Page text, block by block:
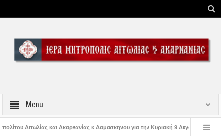
Menu
κ Δαμασκηνου για την Κυριακή 9 Αυγούστου 2026 Η εορτή της